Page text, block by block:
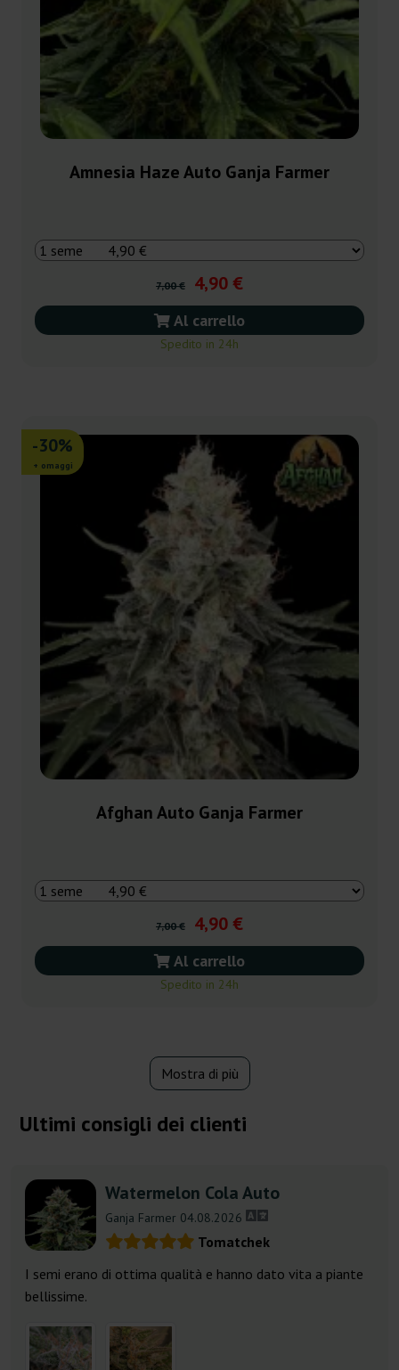
Amnesia Haze Auto Ganja Farmer
7,00 € 4,90 €
Al carrello
Spedito in 24h
-30%
+ omaggi
Afghan Auto Ganja Farmer
7,00 € 4,90 €
Al carrello
Spedito in 24h
Mostra di più
Ultimi consigli dei clienti
Watermelon Cola Auto
Ganja Farmer 04.08.2026
Tomatchek
I semi erano di ottima qualità e hanno dato vita a piante
bellissime.